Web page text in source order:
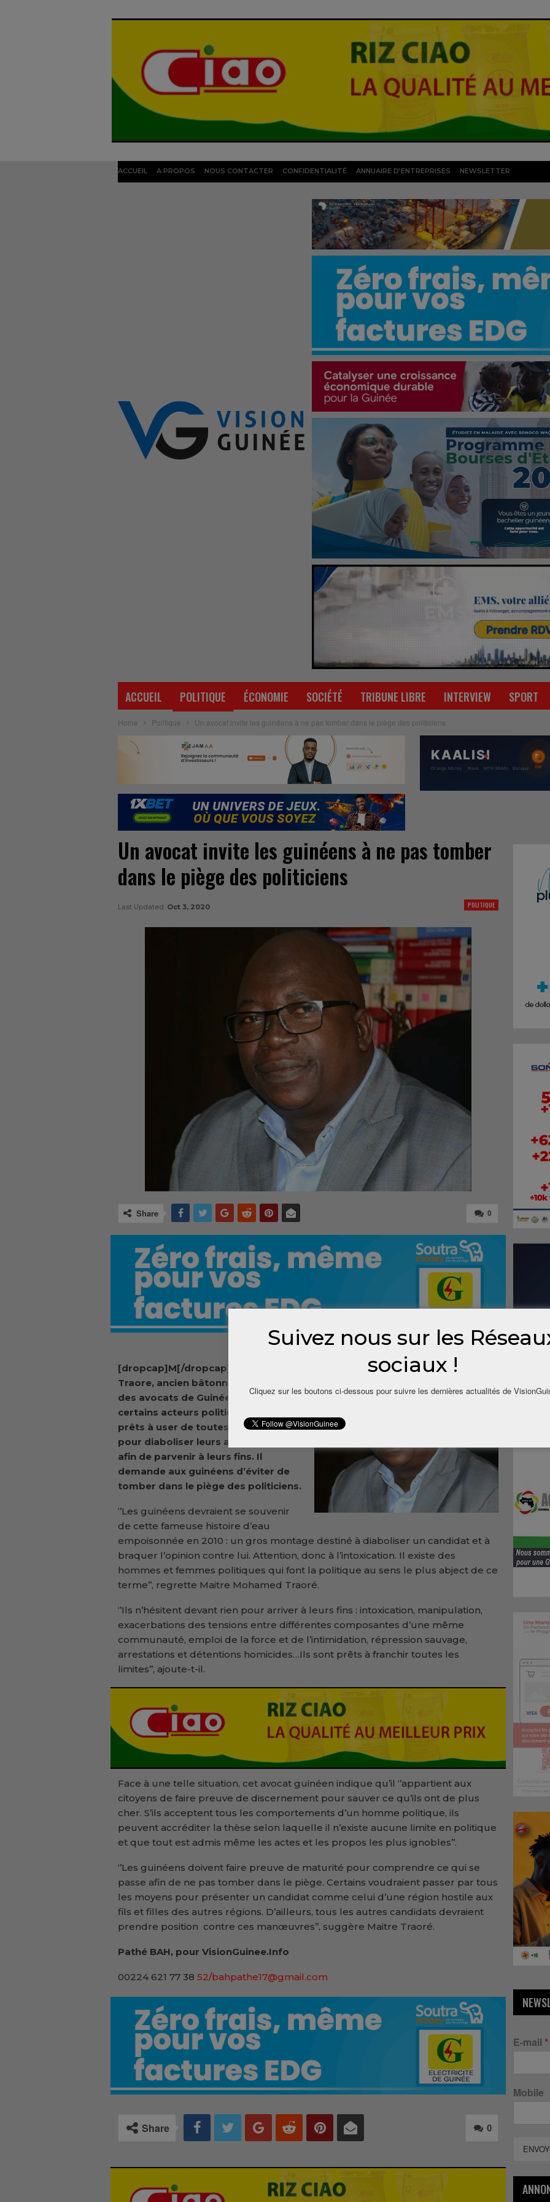
ACCUEIL A PROPOS NOUS CONTACTER CONFIDENTIALITÉ ANNUAIRE D’ENTREPRISES NEWSLETTER
ACCUEIL POLITIQUE ÉCONOMIE SOCIÉTÉ TRIBUNE LIBRE INTERVIEW SPORT
Home Politique Un avocat invite les guinéens à ne pas tomber dans le piège des politiciens
Un avocat invite les guinéens à ne pas tomber
dans le piège des politiciens
POLITIQUE
Last Updated Oct 3, 2020
0
Share
[dropcap]M[/dropcap]ohamed
Traore, ancien bâtonnier de l’ordre
des avocats de Guinée, assure que
certains acteurs politiques sont
prêts à user de toutes les ruses
pour diaboliser leurs adversaires
afin de parvenir à leurs fins. Il
demande aux guinéens d’éviter de
tomber dans le piège des politiciens.
‘’Les guinéens devraient se souvenir
de cette fameuse histoire d’eau
empoisonnée en 2010 : un gros montage destiné à diaboliser un candidat et à
braquer l’opinion contre lui. Attention, donc à l’intoxication. Il existe des
hommes et femmes politiques qui font la politique au sens le plus abject de ce
terme’’, regrette Maitre Mohamed Traoré.
‘’Ils n’hésitent devant rien pour arriver à leurs fins : intoxication, manipulation,
exacerbations des tensions entre différentes composantes d’une même
communauté, emploi de la force et de l’intimidation, répression sauvage,
arrestations et détentions homicides…Ils sont prêts à franchir toutes les
limites’’, ajoute-t-il.
Face à une telle situation, cet avocat guinéen indique qu’il ‘’appartient aux
citoyens de faire preuve de discernement pour sauver ce qu’ils ont de plus
cher. S’ils acceptent tous les comportements d’un homme politique, ils
peuvent accréditer la thèse selon laquelle il n’existe aucune limite en politique
et que tout est admis même les actes et les propos les plus ignobles’’.
‘’Les guinéens doivent faire preuve de maturité pour comprendre ce qui se
passe afin de ne pas tomber dans le piège. Certains voudraient passer par tous
les moyens pour présenter un candidat comme celui d’une région hostile aux
fils et filles des autres régions. D’ailleurs, tous les autres candidats devraient
prendre position contre ces manœuvres’’, suggère Maitre Traoré.
Pathé BAH, pour VisionGuinee.Info
00224 621 77 38 52/bahpathe17@gmail.com
0
Share
E-mail *
Mobile
Suivez nous sur les
sociaux !
Cliquez sur les boutons ci-dessous pour suivre les dernières actualités de